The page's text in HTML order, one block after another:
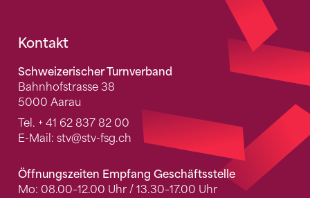
Fusszeile
Kontakt
Schweizerischer Turnverband
Bahnhofstrasse 38
5000 Aarau
Tel. + 41 62 837 82 00
E-Mail: stv@stv-fsg.ch
Öffnungszeiten Empfang Geschäftsstelle
Mo: 08.00–12.00 Uhr / 13.30–17.00 Uhr